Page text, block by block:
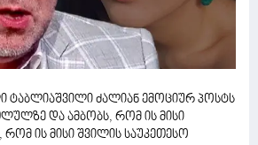
ტაბლიაშვილი ძალიან ემოციურ პოსტს
და ამბობს, რომ ის მისი
ის მისი შვილის საუკეთესო